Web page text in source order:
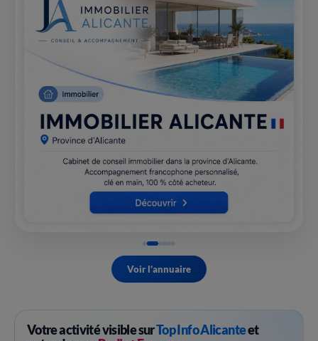
Voir l'annuaire
Votre activité visible surTop Info Alicanteet